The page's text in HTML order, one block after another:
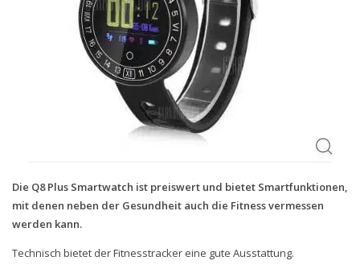
Prepaid-Tarife
Datentarife
Flatrate-Prepaidtarife
Mobilfunk-Vergleichsrechner
Mobilfunk-Tarifrechner
Die Q8 Plus Smartwatch ist preiswert und bietet Smartfunktionen,
mit denen neben der Gesundheit auch die Fitness vermessen
werden kann.
Technisch bietet der Fitnesstracker eine gute Ausstattung.